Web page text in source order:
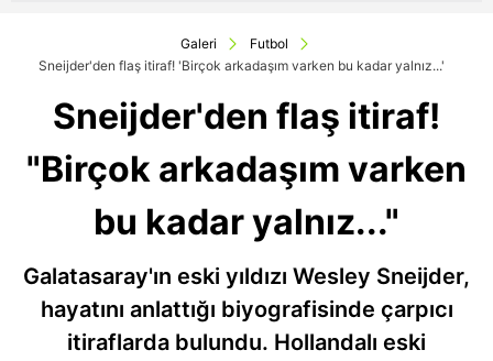
Galeri
Futbol
Sneijder'den flaş itiraf! 'Birçok arkadaşım varken bu kadar yalnız...'
Sneijder'den flaş itiraf!
"Birçok arkadaşım varken
bu kadar yalnız..."
Galatasaray'ın eski yıldızı Wesley Sneijder,
hayatını anlattığı biyografisinde çarpıcı
itiraflarda bulundu. Hollandalı eski